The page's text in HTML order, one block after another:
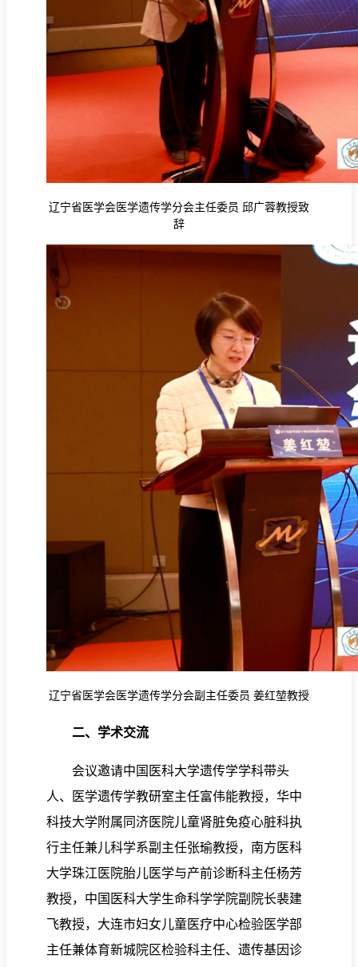
辽宁省医学会医学遗传学分会主任委员 邱广蓉教授致
辞
辽宁省医学会医学遗传学分会副主任委员 姜红堃教授
二、学术交流
会议邀请中国医科大学遗传学学科带头
人、医学遗传学教研室主任富伟能教授，华中
科技大学附属同济医院儿童肾脏免疫心脏科执
行主任兼儿科学系副主任张瑜教授，南方医科
大学珠江医院胎儿医学与产前诊断科主任杨芳
教授，中国医科大学生命科学学院副院长裴建
飞教授，大连市妇女儿童医疗中心检验医学部
主任兼体育新城院区检验科主任、遗传基因诊